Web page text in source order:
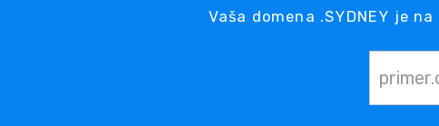
Vaša domena .SYDNEY je